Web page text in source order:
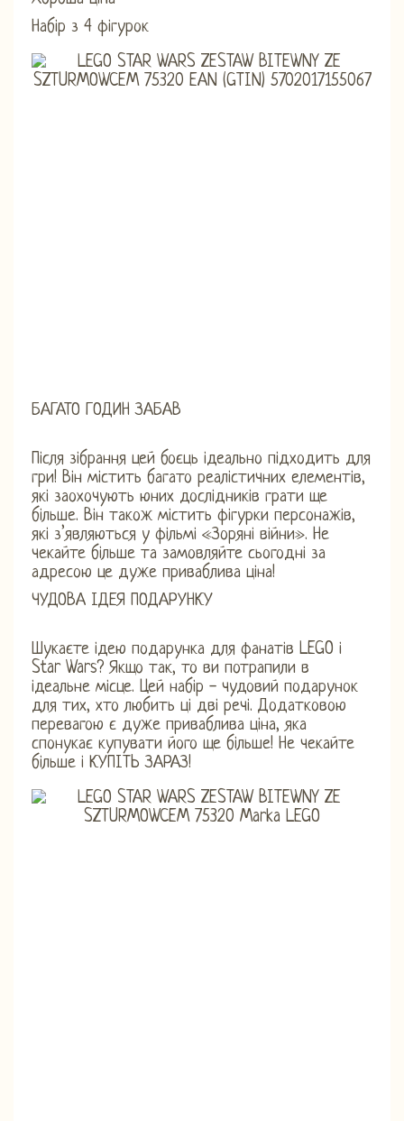
Набір з 4 фігурок
БАГАТО ГОДИН ЗАБАВ
Після зібрання цей боєць ідеально підходить для
гри! Він містить багато реалістичних елементів,
які заохочують юних дослідників грати ще
більше. Він також містить фігурки персонажів,
які з’являються у фільмі «Зоряні війни». Не
чекайте більше та замовляйте сьогодні за
адресою це дуже приваблива ціна!
ЧУДОВА ІДЕЯ ПОДАРУНКУ
Шукаєте ідею подарунка для фанатів LEGO і
Star Wars? Якщо так, то ви потрапили в
ідеальне місце. Цей набір - чудовий подарунок
для тих, хто любить ці дві речі. Додатковою
перевагою є дуже приваблива ціна, яка
спонукає купувати його ще більше! Не чекайте
більше і КУПІТЬ ЗАРАЗ!